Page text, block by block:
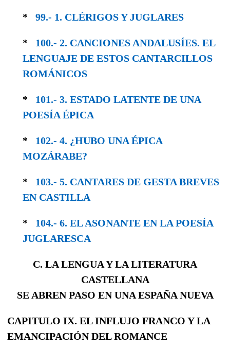
* 99.- 1. CLÉRIGOS Y JUGLARES
* 100.- 2. CANCIONES ANDALUSÍES. EL
LEN­GUAJE DE ESTOS CANTARCILLOS
ROMÁNICOS
* 101.- 3. ESTADO LATENTE DE UNA
POESÍA ÉPICA
* 102.- 4. ¿HUBO UNA ÉPICA
MOZÁRABE?
* 103.- 5. CANTARES DE GESTA BREVES
EN CASTILLA
* 104.- 6. EL ASONANTE EN LA POESÍA
JUGLA­RESCA
C. LA LENGUA Y LA LITERATURA
CASTELLANA
SE ABREN PASO EN UNA ESPAÑA NUEVA
CAPITULO IX. EL INFLUJO FRANCO Y LA
EMANCIPACIÓN DEL ROMANCE